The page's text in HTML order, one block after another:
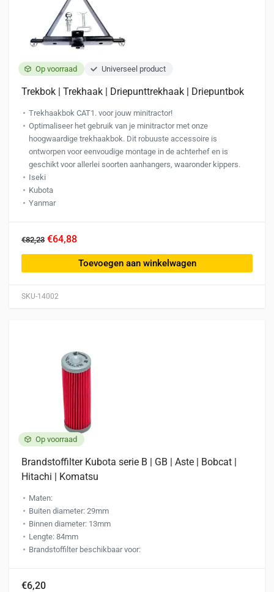
Op voorraad Universeel product
SKU-14002
Trekbok | Trekhaak | Driepunttrekhaak | Driepuntbok
Trekhaakbok CAT1. voor jouw minitractor!
Optimaliseer het gebruik van je minitractor met onze
hoogwaardige trekhaakbok. Dit robuuste accessoire is
ontworpen voor eenvoudige montage in de achterhef en is
geschikt voor allerlei soorten aanhangers, waaronder kippers.
Iseki
Kubota
Yanmar
€82,23 €64,88
Toevoegen aan winkelwagen
Op voorraad
Brandstoffilter Kubota serie B | GB | Aste | Bobcat |
Hitachi | Komatsu
Maten:
Buiten diameter: 29mm
Binnen diameter: 13mm
Lengte: 84mm
Brandstoffilter beschikbaar voor:
€6,20